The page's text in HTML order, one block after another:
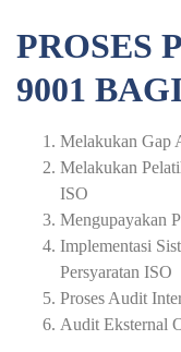
PROSES
9001
Melakukan Gap
Melakukan
ISO
Mengupayakan
Implementasi
Persyaratan ISO
Proses Audit
Audit Eksternal